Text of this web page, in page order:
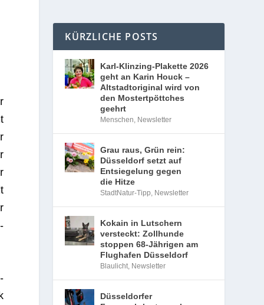
KÜRZLICHE POSTS
Karl-Klinzing-Plakette 2026
geht an Karin Houck –
Altstadtoriginal wird von
den Mostertpöttches
geehrt
Menschen, Newsletter
Grau raus, Grün rein:
Düsseldorf setzt auf
Entsiegelung gegen
die Hitze
StadtNatur-Tipp, Newsletter
Kokain in Lutschern
versteckt: Zollhunde
stoppen 68-Jährigen am
Flughafen Düsseldorf
Blaulicht, Newsletter
Düsseldorfer